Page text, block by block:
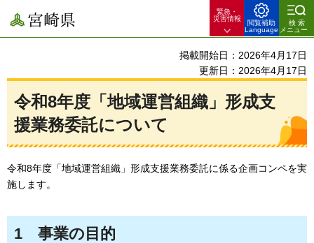
宮崎県
緊急・
災害情報
閲覧補助
Language
検索
メニュー
掲載開始日：2026年4月17日
更新日：2026年4月17日
令和8年度「地域運営組織」形成支
援業務委託について
令和8年度「地域運営組織」形成支援業務委託に係る企画コンペを実
施します。
1 事業の目的